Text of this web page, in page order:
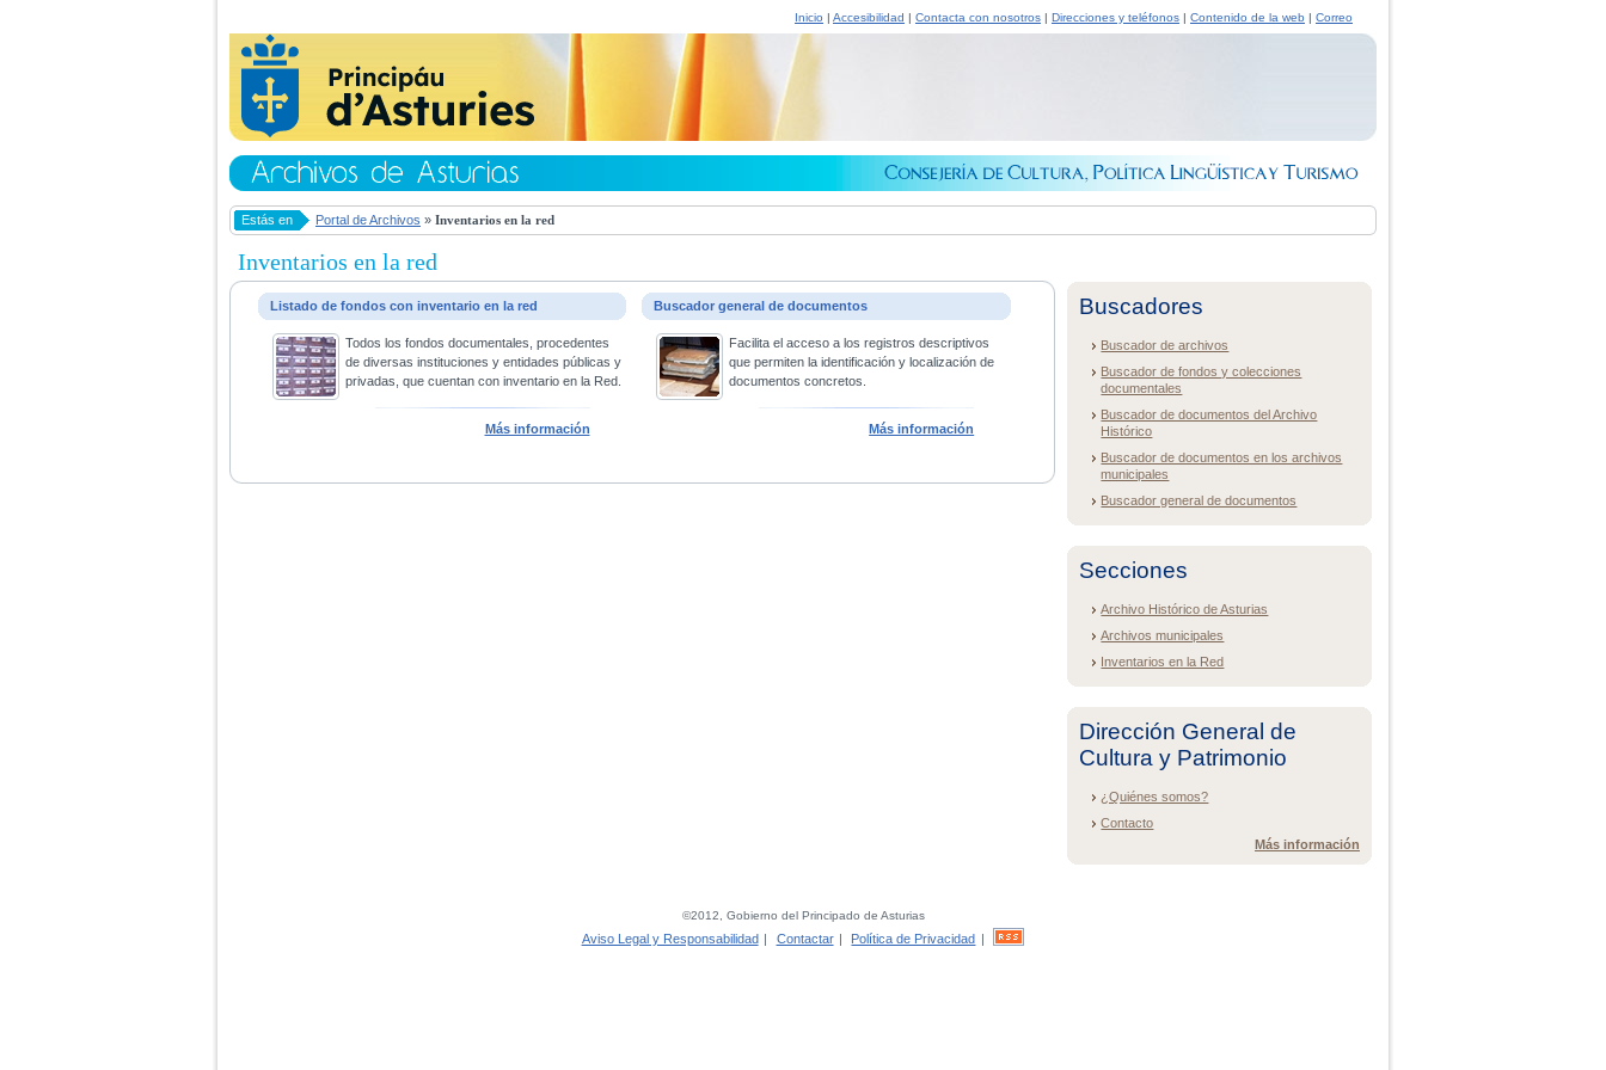
Inicio | Accesibilidad | Contacta con nosotros | Direcciones y teléfonos | Contenido de la web | Correo
Estás en Portal de Archivos » Inventarios en la red
Inventarios en la red
Listado de fondos con inventario en la red
Todos los fondos documentales, procedentes
de diversas instituciones y entidades públicas y
privadas, que cuentan con inventario en la Red.
Más información
Buscador general de documentos
Facilita el acceso a los registros descriptivos
que permiten la identificación y localización de
documentos concretos.
Más información
Buscadores
Buscador de archivos
Buscador de fondos y colecciones
documentales
Buscador de documentos del Archivo
Histórico
Buscador de documentos en los archivos
municipales
Buscador general de documentos
Secciones
Archivo Histórico de Asturias
Archivos municipales
Inventarios en la Red
Dirección General de
Cultura y Patrimonio
¿Quiénes somos?
Contacto
Más información
©2012, Gobierno del Principado de Asturias
Aviso Legal y Responsabilidad | Contactar | Política de Privacidad |